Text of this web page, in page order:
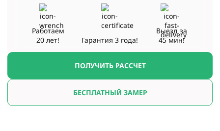
ПОЛУЧИТЬ РАССЧЕТ
БЕСПЛАТНЫЙ ЗАМЕР
Работаем
20 лет!
Гарантия3 года!
Выезд за
45 мин!